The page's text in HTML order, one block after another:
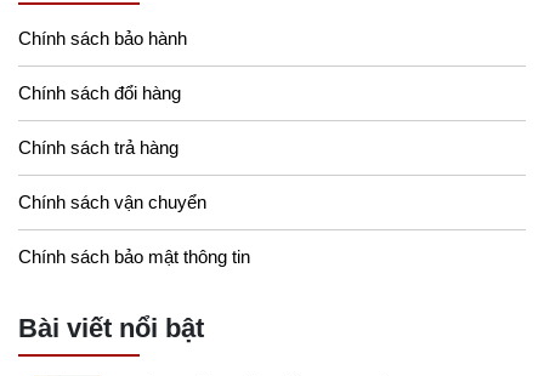
Chính sách bảo hành
Chính sách đổi hàng
Chính sách trả hàng
Chính sách vận chuyển
Chính sách bảo mật thông tin
Bài viết nổi bật